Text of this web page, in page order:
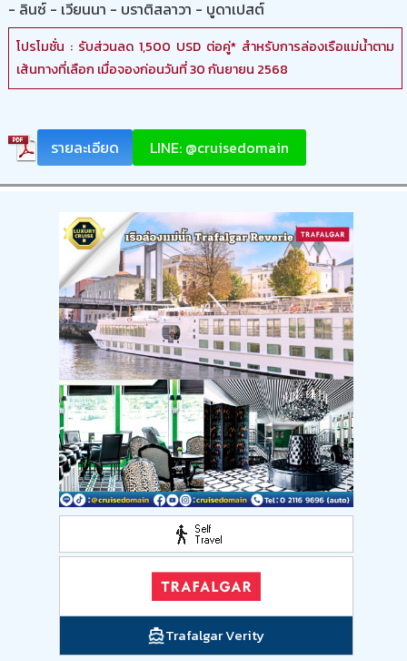
- ลินซ์ - เวียนนา - บราติสลาวา - บูดาเปสต์
โปรโมชั่น : รับส่วนลด 1,500 USD ต่อคู่* สำหรับการล่องเรือแม่น้ำตาม
เส้นทางที่เลือก เมื่อจองก่อนวันที่ 30 กันยายน 2568
รายละเอียด LINE: @cruisedomain
Trafalgar Verity